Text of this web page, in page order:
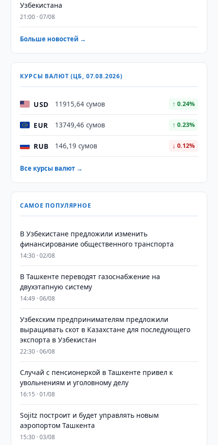
Узбекистана
21:00 · 07/08
Больше новостей →
КУРСЫ ВАЛЮТ (ЦБ, 07.08.2026)
USD 11915,64 сумов ↑ 0.24%
EUR 13749,46 сумов ↑ 0.23%
RUB 146,19 сумов ↓ 0.12%
Все курсы валют →
САМОЕ ПОПУЛЯРНОЕ
В Узбекистане предложили изменить
финансирование общественного транспорта
14:30 · 02/08
В Ташкенте переводят газоснабжение на
двухэтапную систему
14:49 · 06/08
Узбекским предпринимателям предложили
выращивать скот в Казахстане для последующего
экспорта в Узбекистан
22:30 · 06/08
Случай с пенсионеркой в Ташкенте привел к
увольнениям и уголовному делу
16:15 · 01/08
Sojitz построит и будет управлять новым
аэропортом Ташкента
15:30 · 03/08